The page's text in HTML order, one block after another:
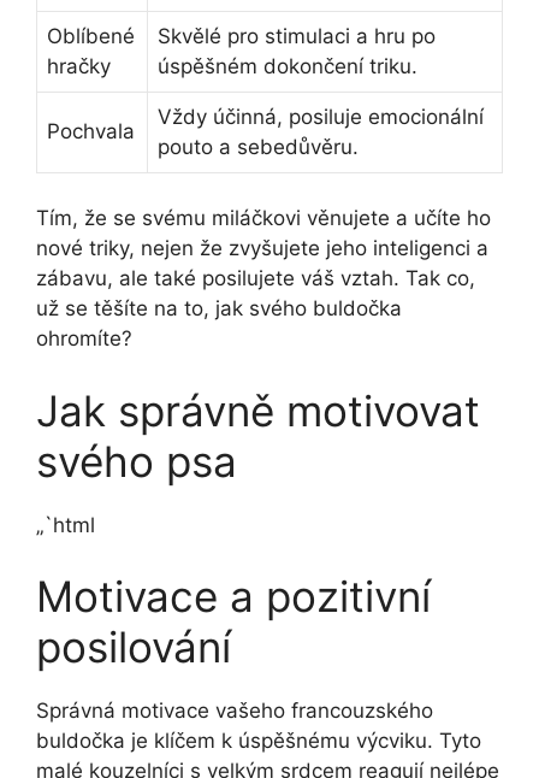
Oblíbené
hračky
Skvělé pro stimulaci a hru po
úspěšném dokončení triku.
Pochvala
Vždy účinná, posiluje emocionální
pouto a sebedůvěru.
Tím, že se svému miláčkovi věnujete a učíte ho
nové triky, nejen že zvyšujete jeho inteligenci a
zábavu, ale také posilujete váš vztah. Tak co,
už se těšíte na to, jak svého buldočka
ohromíte?
Jak správně motivovat
svého psa
„`html
Motivace a pozitivní
posilování
Správná motivace vašeho francouzského
buldočka je klíčem k úspěšnému výcviku. Tyto
malé kouzelníci s velkým srdcem reagují nejlépe